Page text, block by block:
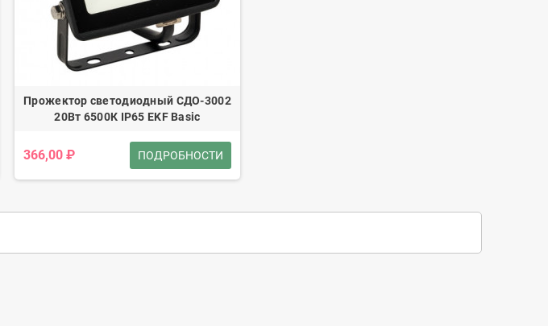
Прожектор светодиодный СДО-3002
20Вт 6500К IP65 EKF Basic
366,00 ₽ ПОДРОБНОСТИ